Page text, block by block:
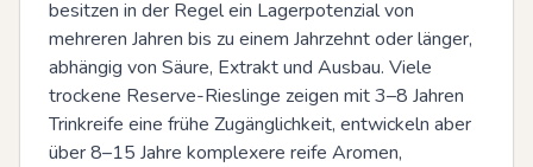
besitzen in der Regel ein Lagerpotenzial von
mehreren Jahren bis zu einem Jahrzehnt oder länger,
abhängig von Säure, Extrakt und Ausbau. Viele
trockene Reserve-Rieslinge zeigen mit 3–8 Jahren
Trinkreife eine frühe Zugänglichkeit, entwickeln aber
über 8–15 Jahre komplexere reife Aromen,